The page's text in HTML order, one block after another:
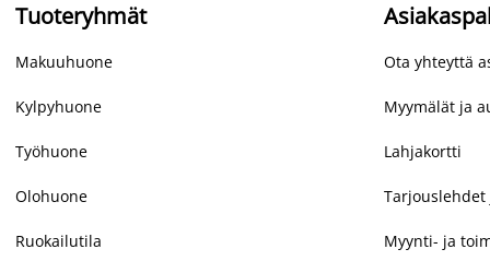
Tuoteryhmät
Makuuhuone
Kylpyhuone
Työhuone
Olohuone
Ruokailutila
Ota yhteyttä
Myymälät ja
Lahjakortti
Tarjouslehdet
Myynti- ja